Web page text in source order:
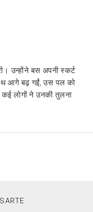
उन्होंने बस अपनी स्कर्ट
आगे बढ़ गईं, उस पल को
कई लोगों ने उनकी तुलना